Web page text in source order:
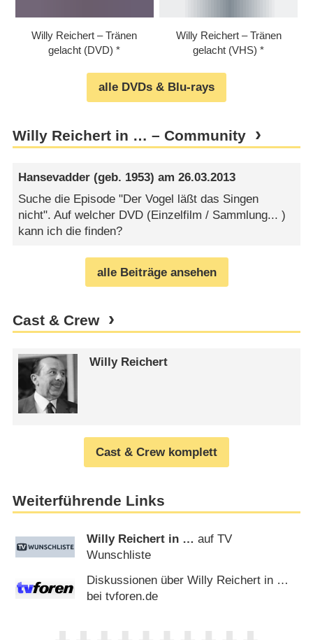
Willy Reichert – Tränen
gelacht (DVD)
Willy Reichert – Tränen
gelacht (VHS)
alle DVDs & Blu-rays
Willy Reichert in … – Community
Hansevadder (geb. 1953) am26.03.2013
Suche die Episode "Der Vogel läßt das Singen
nicht". Auf welcher DVD (Einzelfilm / Sammlung... )
kann ich die finden?
alle Beiträge ansehen
Cast & Crew
Willy Reichert
Cast & Crew komplett
Weiterführende Links
Willy Reichert in … auf TV
Wunschliste
Diskussionen über Willy Reichert in …
bei tvforen.de